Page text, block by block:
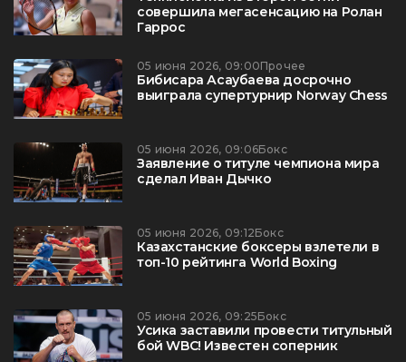
совершила мегасенсацию на Ролан
Гаррос
05 июня 2026, 09:00Прочее
Бибисара Асаубаева досрочно
выиграла супертурнир Norway Chess
05 июня 2026, 09:06Бокс
Заявление о титуле чемпиона мира
сделал Иван Дычко
05 июня 2026, 09:12Бокс
Казахстанские боксеры взлетели в
топ-10 рейтинга World Boxing
05 июня 2026, 09:25Бокс
Усика заставили провести титульный
бой WBC! Известен соперник